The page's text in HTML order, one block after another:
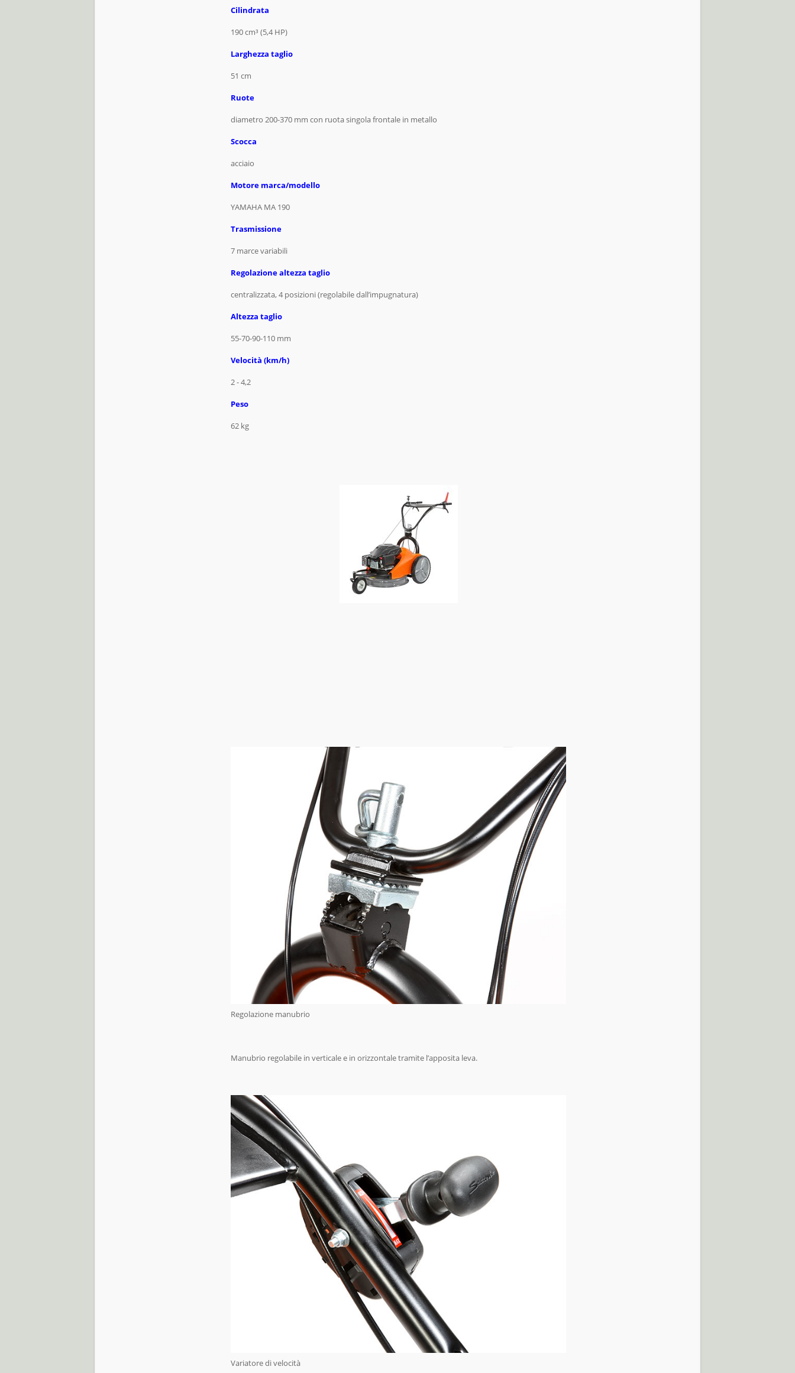
Cilindrata
190 cm³ (5,4 HP)
Larghezza taglio
51 cm
Ruote
diametro 200-370 mm con ruota singola frontale in metallo
Scocca
acciaio
Motore marca/modello
YAMAHA MA 190
Trasmissione
7 marce variabili
Regolazione altezza taglio
centralizzata, 4 posizioni (regolabile dall’impugnatura)
Altezza taglio
55-70-90-110 mm
Velocità (km/h)
2 - 4,2
Peso
62 kg
Regolazione manubrio
Manubrio regolabile in verticale e in orizzontale tramite l’apposita leva.
Variatore di velocità